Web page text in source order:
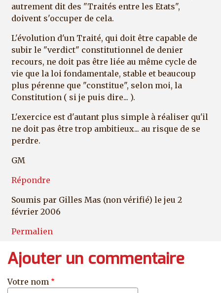
autrement dit des "Traités entre les Etats",
doivent s'occuper de cela.
L'évolution d'un Traité, qui doit être capable de
subir le "verdict" constitutionnel de denier
recours, ne doit pas être liée au même cycle de
vie que la loi fondamentale, stable et beaucoup
plus pérenne que "constitue", selon moi, la
Constitution ( si je puis dire... ).
L'exercice est d'autant plus simple à réaliser qu'il
ne doit pas être trop ambitieux... au risque de se
perdre.
GM
Répondre
Soumis par Gilles Mas (non vérifié) le jeu 2
février 2006
Permalien
Ajouter un commentaire
Votre nom